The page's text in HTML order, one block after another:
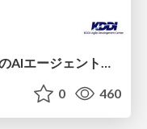
Atlassian Cloudサポート業務でのAIエージェント活用事例
0 460